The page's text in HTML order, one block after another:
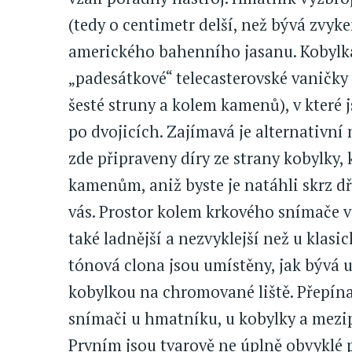
(tedy o centimetr delší, než bývá
amerického bahenního jasanu.
„padesátkové“ telecasterovské
šesté struny a kolem kamenů), v
po dvojicích. Zajímavá je alternativní
zde připraveny díry ze strany
kamenům, aniž byste je natáhli skrz
vás. Prostor kolem krkového snímače
také ladnější a nezvyklejší než u
tónová clona jsou umístěny, jak bývá
kobylkou na chromované liště.
snímači u hmatníku, u kobylky a
Prvním jsou tvarově ne úplně obvyklé